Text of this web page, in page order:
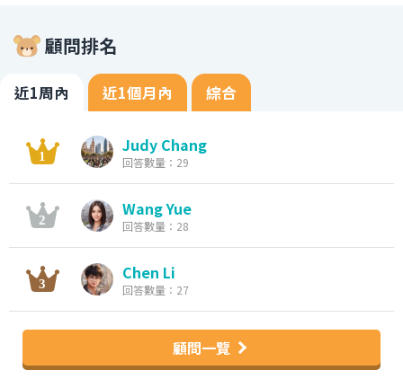
顧問排名
近1周內 近1個月內 綜合
Judy Chang
回答數量：29
Wang Yue
回答數量：28
Chen Li
回答數量：27
顧問一覽